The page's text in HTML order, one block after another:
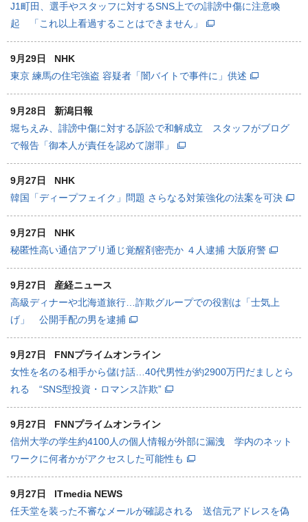
J1町田、選手やスタッフに対するSNS上での誹謗中傷に注意喚
起 「これ以上看過することはできません」
9月29日
NHK
東京 練馬の住宅強盗 容疑者「闇バイトで事件に」供述
9月28日
新潟日報
堀ちえみ、誹謗中傷に対する訴訟で和解成立 スタッフがブログ
で報告「御本人が責任を認めて謝罪」
9月27日
NHK
韓国「ディープフェイク」問題 さらなる対策強化の法案を可決
9月27日
NHK
秘匿性高い通信アプリ通じ覚醒剤密売か ４人逮捕 大阪府警
9月27日
産経ニュース
高級ディナーや北海道旅行…詐欺グループでの役割は「士気上
げ」 公開手配の男を逮捕
9月27日
FNNプライムオンライン
女性を名のる相手から儲け話…40代男性が約2900万円だましとら
れる “SNS型投資・ロマンス詐欺”
9月27日
FNNプライムオンライン
信州大学の学生約4100人の個人情報が外部に漏洩 学内のネット
ワークに何者かがアクセスした可能性も
9月27日
ITmedia NEWS
任天堂を装った不審なメールが確認される 送信元アドレスを偽